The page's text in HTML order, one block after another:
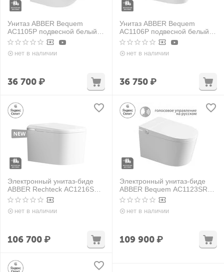
Унитаз ABBER Bequem
AC1105P подвесной белый с
импульсным смывом
нет в наличии
36 700₽
Унитаз ABBER Bequem
AC1106P подвесной белый с
импульсным смывом
нет в наличии
36 750₽
Электронный унитаз-биде
ABBER Rechteck AC1216S
подвесной белый
нет в наличии
106 700₽
Электронный унитаз-биде
ABBER Bequem AC1123SR
подвесной белый с
голосовым управлением
нет в наличии
109 900₽